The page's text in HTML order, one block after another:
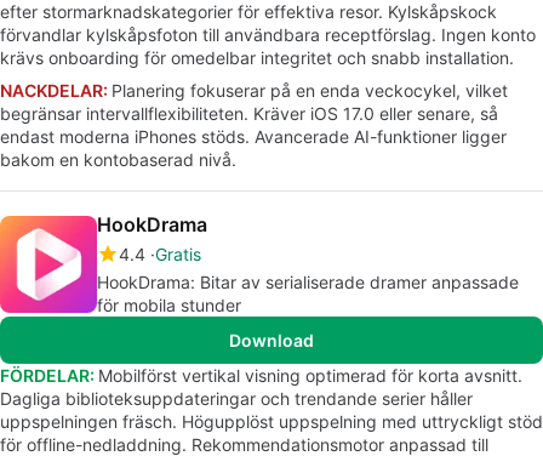
efter stormarknadskategorier för effektiva resor. Kylskåpskock
förvandlar kylskåpsfoton till användbara receptförslag. Ingen konto
krävs onboarding för omedelbar integritet och snabb installation.
NACKDELAR: Planering fokuserar på en enda veckocykel, vilket
begränsar intervallflexibiliteten. Kräver iOS 17.0 eller senare, så
endast moderna iPhones stöds. Avancerade AI-funktioner ligger
bakom en kontobaserad nivå.
HookDrama
4.4 Gratis
HookDrama: Bitar av serialiserade dramer anpassade
för mobila stunder
Download
FÖRDELAR: Mobilförst vertikal visning optimerad för korta avsnitt.
Dagliga biblioteksuppdateringar och trendande serier håller
uppspelningen fräsch. Högupplöst uppspelning med uttryckligt stöd
för offline-nedladdning. Rekommendationsmotor anpassad till